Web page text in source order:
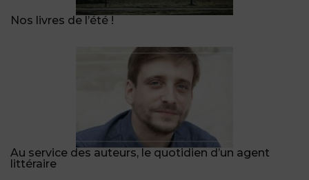
Nos livres de l’été !
Au service des auteurs, le quotidien d’un agent
littéraire